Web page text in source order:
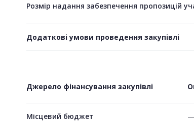
Розмір надання забезпечення пропозицій
Додаткові умови проведення закупівлі
Джерело фінансування закупівлі
Місцевий бюджет —